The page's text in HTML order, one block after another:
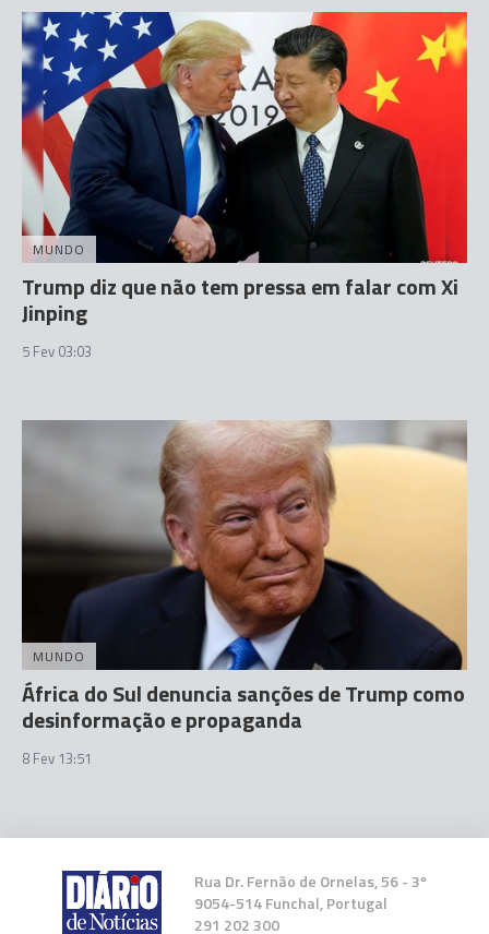
MUNDO
Trump diz que não tem pressa em falar com Xi
Jinping
5 Fev 03:03
MUNDO
África do Sul denuncia sanções de Trump como
desinformação e propaganda
8 Fev 13:51
Rua Dr. Fernão de Ornelas, 56 - 3º
9054-514 Funchal, Portugal
291 202 300